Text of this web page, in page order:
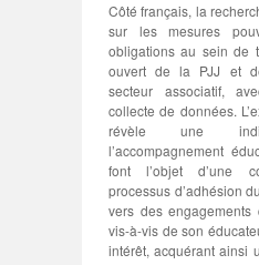
Côté français, la
sur les mesures
obligations au sein de
ouvert de la PJJ et
secteur associatif,
collecte de données.
révèle une
l’accompagnement
font l’objet d’une
processus d’adhésion
vers des engagements
vis-à-vis de son
intérêt, acquérant ainsi